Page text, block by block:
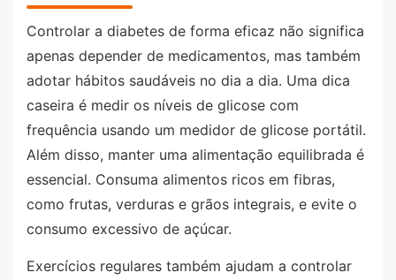
Controlar a diabetes de forma eficaz não significa
apenas depender de medicamentos, mas também
adotar hábitos saudáveis no dia a dia. Uma dica
caseira é medir os níveis de glicose com
frequência usando um medidor de glicose portátil.
Além disso, manter uma alimentação equilibrada é
essencial. Consuma alimentos ricos em fibras,
como frutas, verduras e grãos integrais, e evite o
consumo excessivo de açúcar.
Exercícios regulares também ajudam a controlar